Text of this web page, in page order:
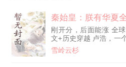
秦始皇：朕有华夏
刚开分，后面能涨 全
文+历史穿越 卢浩，一
扔回秦朝。 任务：辅助
一台时空机+足够用的
雪岭云杉